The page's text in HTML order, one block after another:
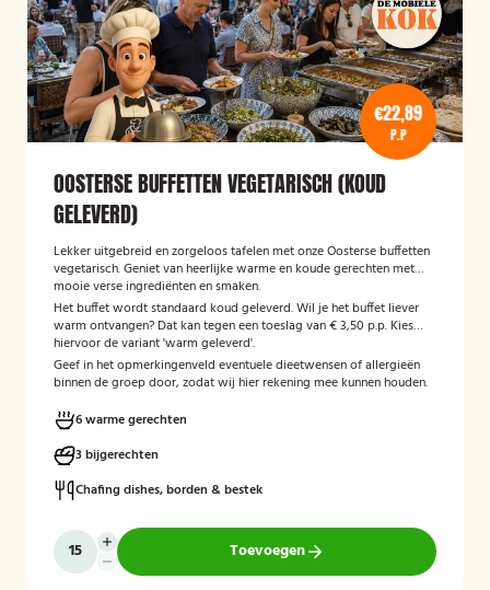
€22,89
P.P
OOSTERSE BUFFETTEN VEGETARISCH (KOUD
GELEVERD)
Lekker uitgebreid en zorgeloos tafelen met onze Oosterse buffetten
vegetarisch. Geniet van heerlijke warme en koude gerechten met
mooie verse ingrediënten en smaken.
Het buffet wordt standaard koud geleverd. Wil je het buffet liever
warm ontvangen? Dat kan tegen een toeslag van € 3,50 p.p. Kies
hiervoor de variant 'warm geleverd'.
Geef in het opmerkingenveld eventuele dieetwensen of allergieën
binnen de groep door, zodat wij hier rekening mee kunnen houden.
6 warme gerechten
3 bijgerechten
Chafing dishes, borden & bestek
Toevoegen